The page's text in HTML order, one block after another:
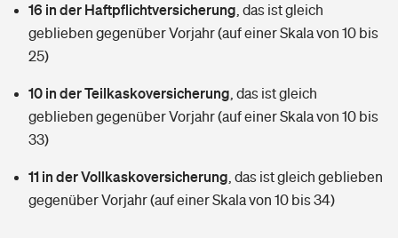
Wer versichert was: Jetzt Versicherer finden
Sie haben Fragen?
Mietkautionsversicherung
Restkreditversicherung
Zur Übersicht
Tools
Kinderinvalidität
Hundehalter-Haftpflicht
Handyversicherung
Tierkrankenversicherung
Zur Übersicht
Tools
Wer versichert was: Jetzt Versicherer finden
16 in der Haftpflichtversicherung das ist gleich
geblieben gegenüber Vorjahr (auf einer Skala von 10 bis
25)
10 in der Teilkaskoversicherung das ist gleich
geblieben gegenüber Vorjahr (auf einer Skala von 10 bis
33)
11 in der Vollkaskoversicherung das ist gleich geblieben
gegenüber Vorjahr (auf einer Skala von 10 bis 34)